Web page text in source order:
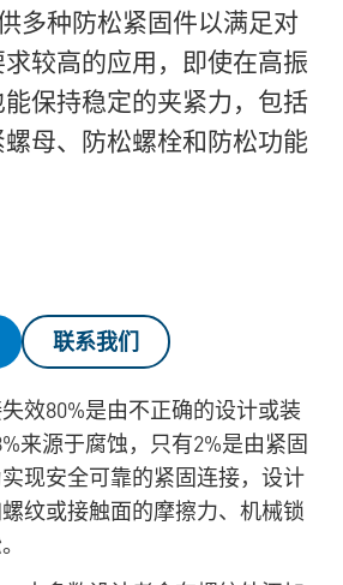
多种防松紧固件以满足对
较高的应用，即使在高振
保持稳定的夹紧力，包括
母、防松螺栓和防松功能
联系我们
效80%是由不正确的设计或装
来源于腐蚀，只有2%是由紧固
现安全可靠的紧固连接，设计
纹或接触面的摩擦力、机械锁